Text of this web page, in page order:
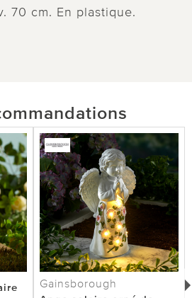
70 cm. En plastique.
Gainsborough